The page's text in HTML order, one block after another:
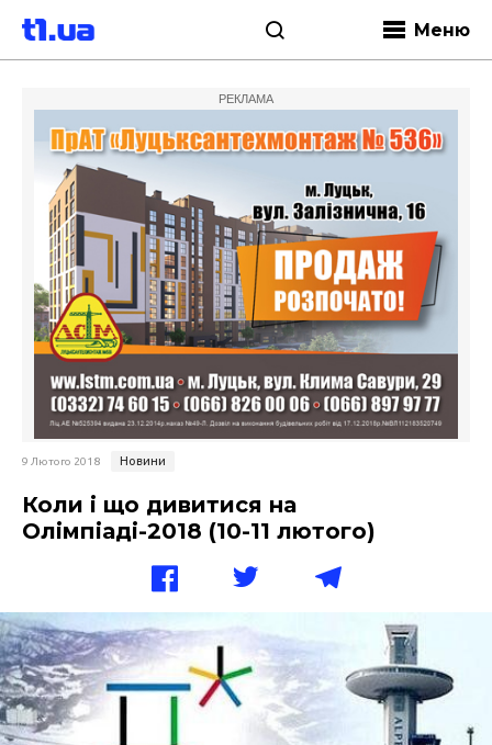
Меню
РЕКЛАМА
9 Лютого 2018 Новини
Коли і що дивитися на
Олімпіаді-2018 (10-11 лютого)